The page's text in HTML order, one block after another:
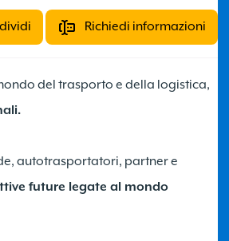
Richiedi informazioni
del trasporto e della logistica,
autotrasportatori, partner e
future legate al mondo